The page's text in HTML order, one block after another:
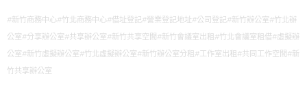
#新竹商務中心#竹北商務中心#借址登記#營業登記地址#公司登記#新竹辦公室#竹北辦
公室#分享辦公室#共享辦公室#新竹共享空間#新竹會議室出租#竹北會議室租借#虛擬辦
公室#新竹虛擬辦公室#竹北虛擬辦公室#新竹辦公室分租#工作室出租#共同工作空間#新
竹共享辦公室